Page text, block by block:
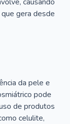
gera desde
da pele e
pode
de produtos
celulite,